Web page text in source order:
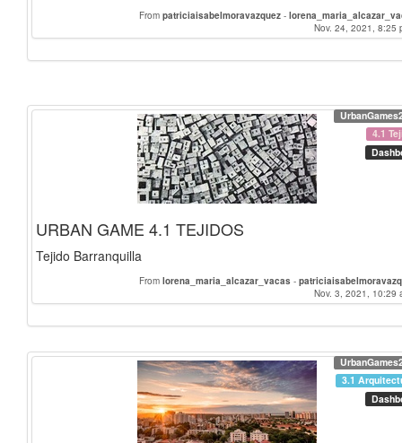
From patriciaisabelmoravazquez -
Nov. 24, 2021, 8:25
4.1
URBAN GAME 4.1 TEJIDOS
Tejido Barranquilla
From lorena_maria_alcazar_vacas -
Nov. 3, 2021, 10:29
3.1